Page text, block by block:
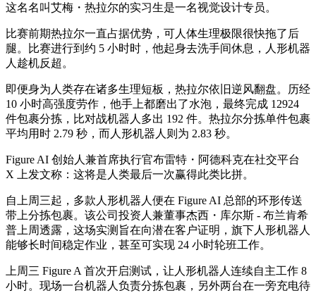
这名名叫艾梅・热拉尔的实习生是一名视觉设计专员。
比赛前期热拉尔一直占据优势，可人体生理极限很快拖了后
腿。比赛进行到约 5 小时时，他起身去洗手间休息，人形机器
人趁机反超。
即便身为人类存在诸多生理短板，热拉尔依旧逆风翻盘。历经
10 小时高强度劳作，他手上都磨出了水泡，最终完成 12924
件包裹分拣，比对战机器人多出 192 件。热拉尔分拣单件包裹
平均用时 2.79 秒，而人形机器人则为 2.83 秒。
Figure AI 创始人兼首席执行官布雷特・阿德科克在社交平台
X 上发文称：这将是人类最后一次赢得此类比拼。
自上周三起，多款人形机器人便在 Figure AI 总部的环形传送
带上分拣包裹。该公司投资人兼董事杰西・库尔斯 - 布兰肯希
普上周透露，这场实测旨在向潜在客户证明，旗下人形机器人
能够长时间稳定作业，甚至可实现 24 小时轮班工作。
上周三 Figure A 首次开启测试，让人形机器人连续自主工作 8
小时。现场一台机器人负责分拣包裹，另外两台在一旁充电待